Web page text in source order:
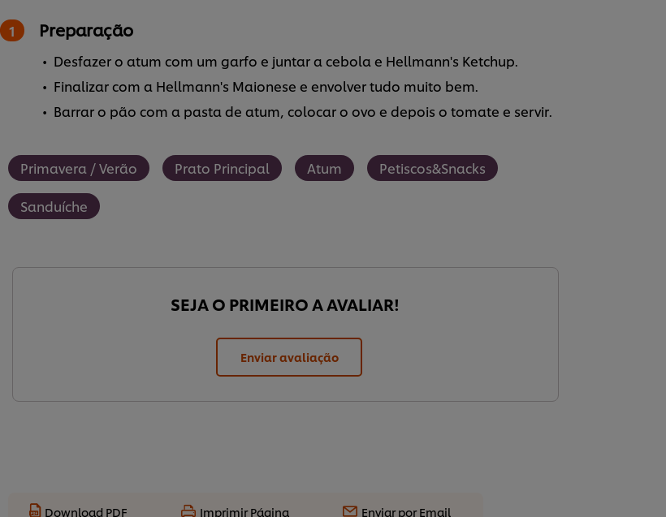
Preparação
Desfazer o atum com um garfo e juntar a cebola e Hellmann's Ketchup.
Finalizar com a Hellmann's Maionese e envolver tudo muito bem.
Barrar o pão com a pasta de atum, colocar o ovo e depois o tomate e servir.
Primavera / Verão Prato Principal Atum Petiscos&Snacks
Sanduíche
SEJA O PRIMEIRO A AVALIAR!
Enviar avaliação
Download PDF Imprimir Página Enviar por Email